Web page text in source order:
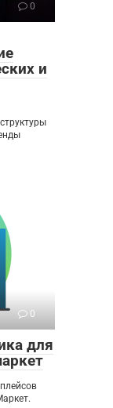
0
и
0
для